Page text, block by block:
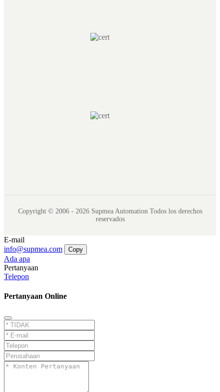
Copyright © 2006 - 2026 Supmea Automation Todos los derechos
reservados
E-mail
info@supmea.com
Copy
Ada apa
Pertanyaan
Telepon
Pertanyaan Online